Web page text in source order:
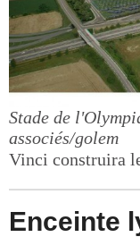
Stade de
associés/golem
Vinci construira
Enceinte